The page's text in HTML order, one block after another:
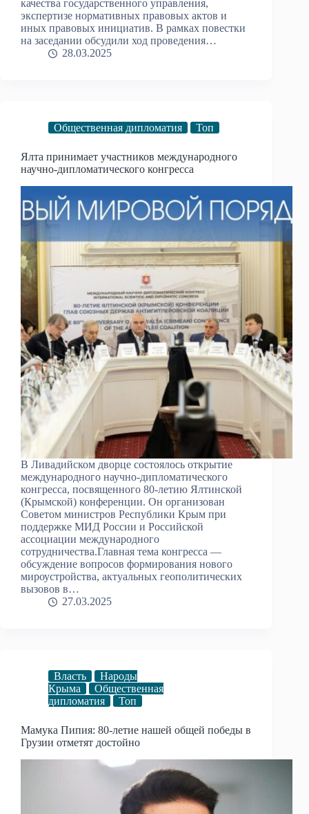
качества государственного управления,
экспертизе нормативных правовых актов и
иных правовых инициатив. В рамках повестки
на заседании обсудили ход проведения…
28.03.2025
Общественная дипломатия Топ
Ялта принимает участников международного
научно-дипломатического конгресса
В Ливадийском дворце состоялось открытие
международного научно-дипломатического
конгресса, посвященного 80-летию Ялтинской
(Крымской) конференции. Он организован
Советом министров Республики Крым при
поддержке МИД России и Российской
ассоциации международного
сотрудничества.Главная тема конгресса —
обсуждение вопросов формирования нового
мироустройства, актуальных геополитических
вызовов в…
27.03.2025
Власть
Народы
Крыма
Общественная
дипломатия
Топ
Мамука Пипия: 80-летие нашей общей победы в
Грузии отметят достойно